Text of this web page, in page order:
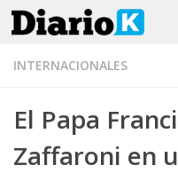
Saltar al contenido
INTERNACIONALES
El Papa
Zaffaroni en